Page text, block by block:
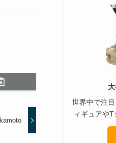
世界中で注
ィギュアやT